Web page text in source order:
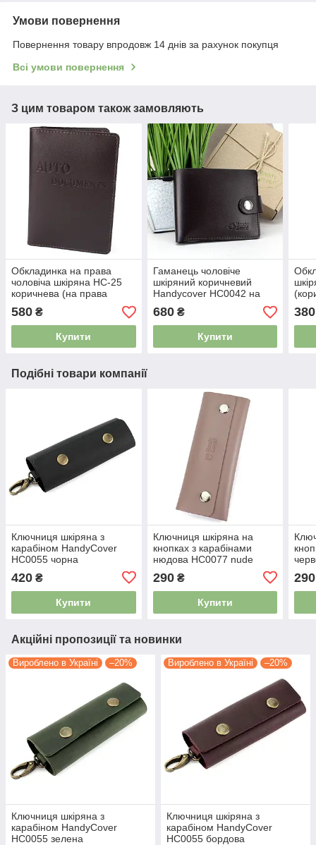
Умови повернення
Повернення товару впродовж 14 днів за рахунок покупця
Всі умови повернення
З цим товаром також замовляють
Обкладинка на права
чоловіча шкіряна HC-25
коричнева (на права
старого зразку)
580 ₴
Купити
Гаманець чоловіче
шкіряний коричневий
Handycover HC0042 на
кнопці
680₴
Купити
380
Подібні товари компанії
Ключниця шкіряна з
карабіном HandyCover
HC0055 чорна
420 ₴
Купити
Ключниця шкіряна на
кнопках з карабінами
нюдова HC0077 nude
290₴
Купити
290
Акційні пропозиції та новинки
Вироблено в Україні –20%
Ключниця шкіряна з
карабіном HandyCover
HC0055 зелена
Вироблено в Україні –20%
Ключниця шкіряна з
карабіном HandyCover
HC0055 бордова